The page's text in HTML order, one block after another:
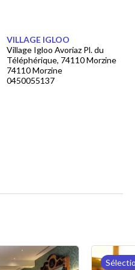
VILLAGE IGLOO
Village Igloo Avoriaz Pl. du
Téléphérique, 74110 Morzine
74110 Morzine
0450055137